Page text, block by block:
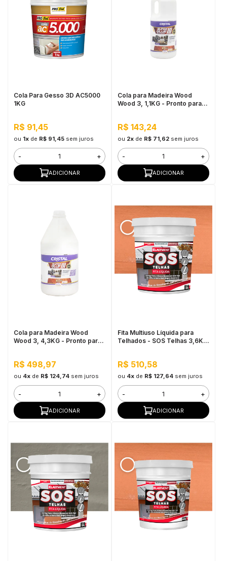
Cola Para Gesso 3D AC5000
1KG
R$ 91,45
ou 1xde R$ 91,45 sem juros
- +
ADICIONAR
Cola para Madeira Wood
Wood 3, 1,1KG - Pronto para
R$ 143,24
ou 2xde R$ 71,62 sem juros
- +
ADICIONAR
Cola para Madeira Wood
Wood 3, 4,3KG - Pronto para
R$ 498,97
ou 4xde R$ 124,74 sem juros
- +
ADICIONAR
Fita Multiuso Líquida para
Telhados - SOS Telhas 3,6KG
R$ 510,58
ou 4xde R$ 127,64 sem juros
- +
ADICIONAR